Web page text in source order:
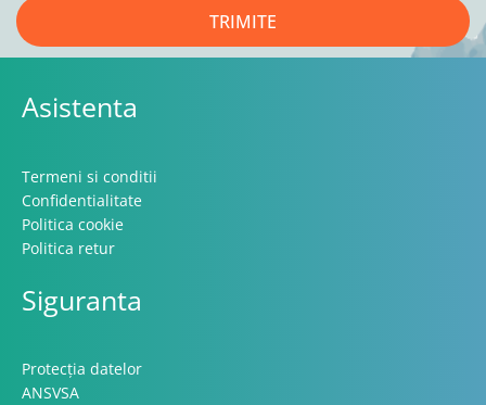
TRIMITE
Asistenta
Termeni si conditii
Confidentialitate
Politica cookie
Politica retur
Siguranta
Protecția datelor
ANSVSA